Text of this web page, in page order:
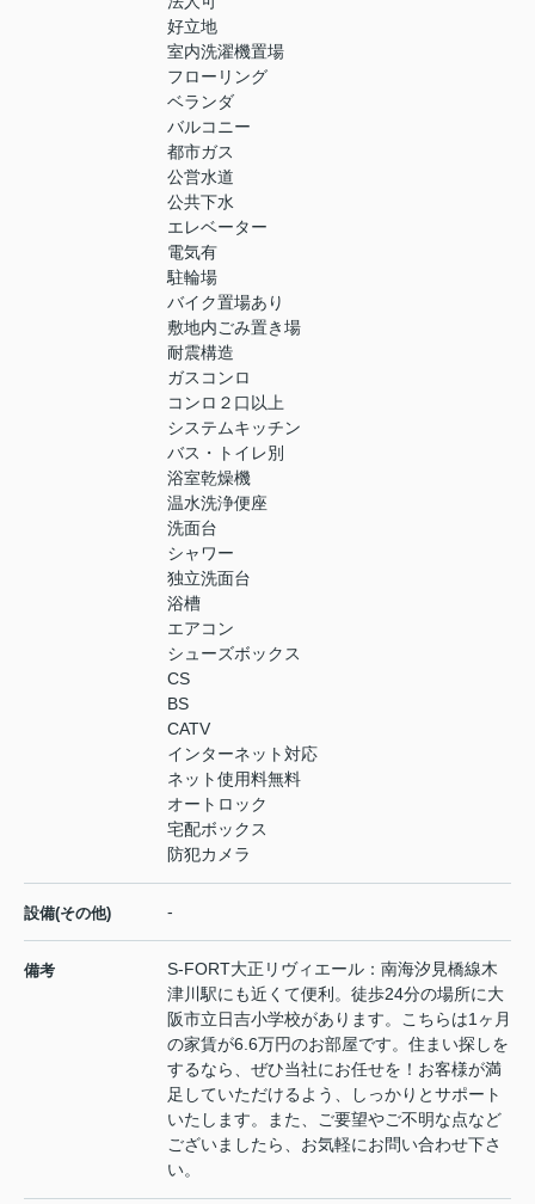
好立地
室内洗濯機置場
フローリング
ベランダ
バルコニー
都市ガス
公営水道
公共下水
エレベーター
電気有
駐輪場
バイク置場あり
敷地内ごみ置き場
耐震構造
ガスコンロ
コンロ２口以上
システムキッチン
バス・トイレ別
浴室乾燥機
温水洗浄便座
洗面台
シャワー
独立洗面台
浴槽
エアコン
シューズボックス
CS
BS
CATV
インターネット対応
ネット使用料無料
オートロック
宅配ボックス
防犯カメラ
設備(その他) -
備考
S-FORT大正リヴィエール：南海汐見橋線木
津川駅にも近くて便利。徒歩24分の場所に大
阪市立日吉小学校があります。こちらは1ヶ月
の家賃が6.6万円のお部屋です。住まい探しを
するなら、ぜひ当社にお任せを！お客様が満
足していただけるよう、しっかりとサポート
いたします。また、ご要望やご不明な点など
ございましたら、お気軽にお問い合わせ下さ
い。